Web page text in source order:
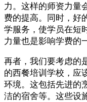
力。这样的师资力量
费的提高。同时，好
学服务，使学员在短
力量也是影响学费的
再者，我们要考虑的
的西餐培训学校，应
环境。这包括先进的
洁的宿舍等。这些设